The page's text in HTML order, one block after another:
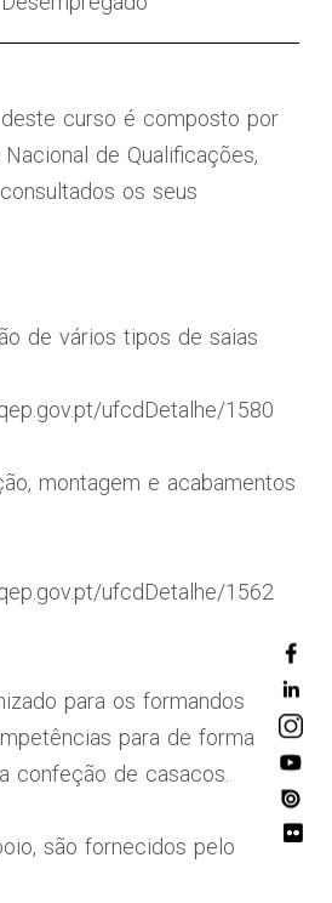
deste curso é composto por
de Qualificações,
os seus
de vários tipos de saias
ufcdDetalhe/1580
montagem e acabamentos
ufcdDetalhe/1562
para os formandos
para de forma
confeção de casacos.
são fornecidos pelo